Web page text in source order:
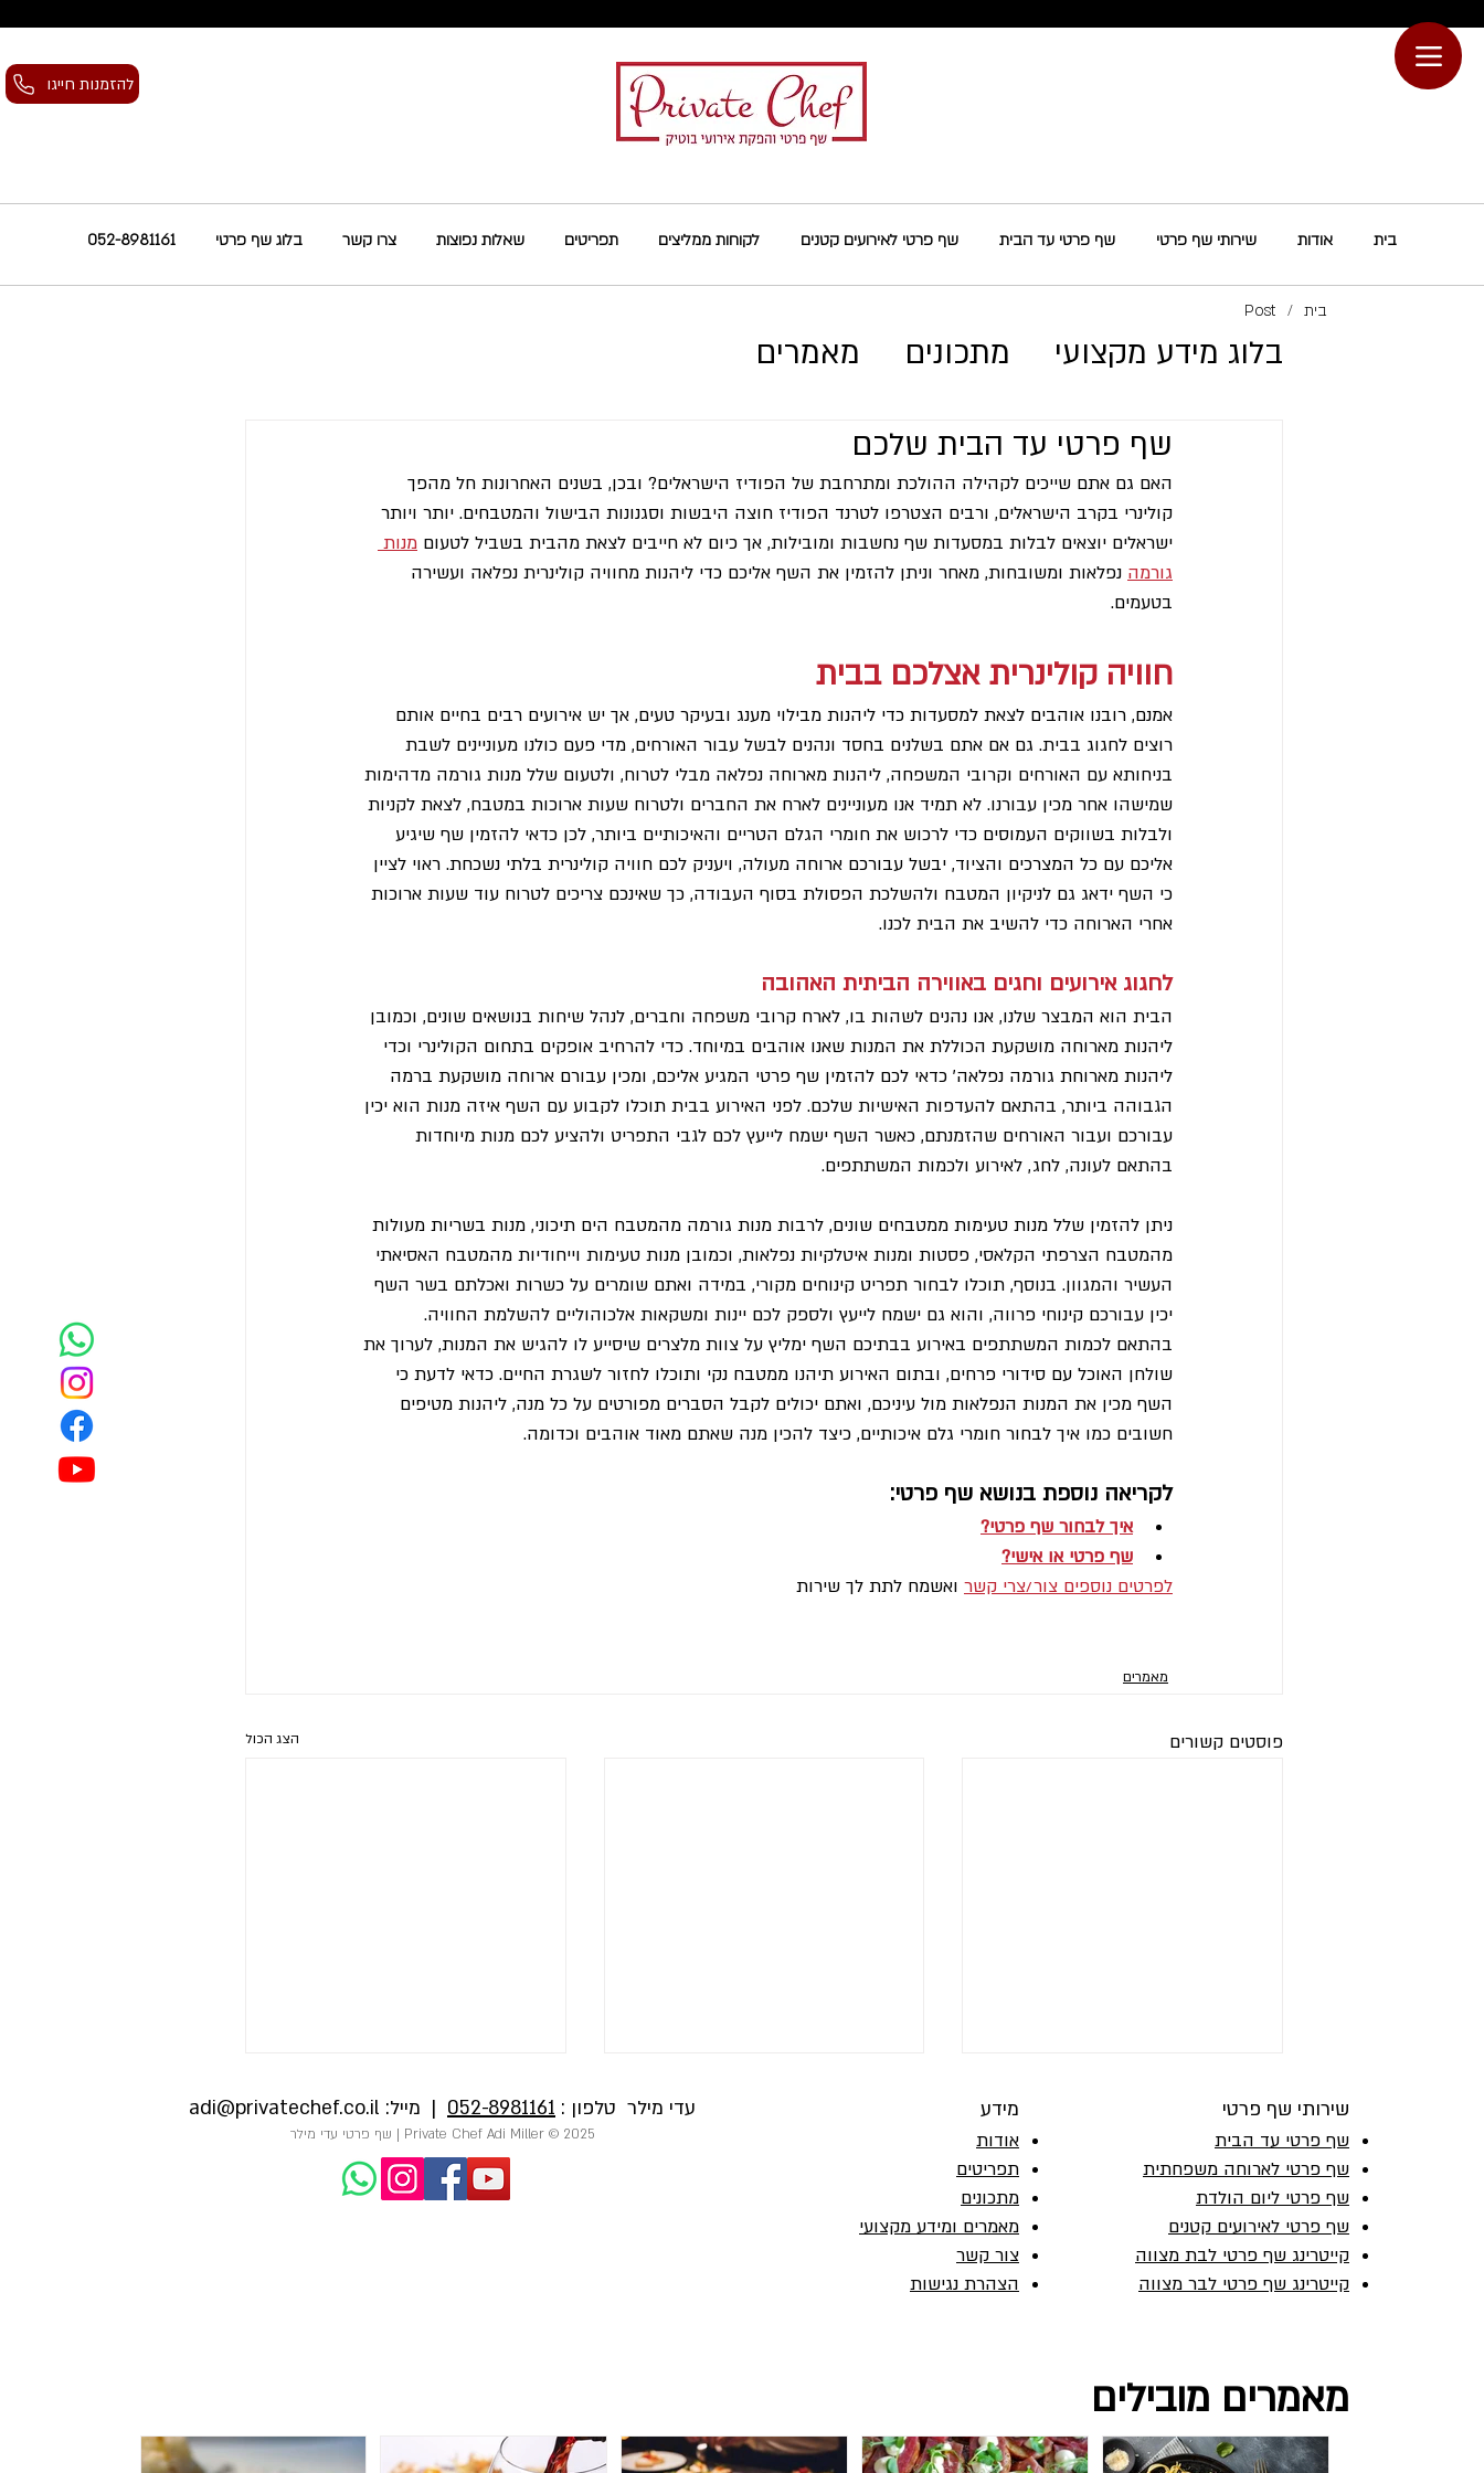
להזמנות חייגו
בית אודות שירותי שף פרטי שף פרטי עד הבית שף פרטי לאירועים קטנים לקוחות ממליצים תפריטים שאלות נפוצות צרו קשר בלוג שף פרטי 052-8981161
בית /
Post
בלוג מידע מקצועי מתכונים מאמרים
​שף פרטי עד הבית שלכם
האם גם אתם שייכים לקהילה ההולכת ומתרחבת של הפודיז הישראלים? ובכן, בשנים האחרונות חל מהפך
קולינרי בקרב הישראלים, ורבים הצטרפו לטרנד הפודיז חוצה היבשות וסגנונות הבישול והמטבחים. יותר ויותר
ישראלים יוצאים לבלות במסעדות שף נחשבות ומובילות, אך כיום לא חייבים לצאת מהבית בשביל לטעום מנות
גורמה נפלאות ומשובחות, מאחר וניתן להזמין את השף אליכם כדי ליהנות מחוויה קולינרית נפלאה ועשירה
בטעמים.
חוויה קולינרית אצלכם בבית
אמנם, רובנו אוהבים לצאת למסעדות כדי ליהנות מבילוי מענג ובעיקר טעים, אך יש אירועים רבים בחיים אותם
רוצים לחגוג בבית. גם אם אתם בשלנים בחסד ונהנים לבשל עבור האורחים, מדי פעם כולנו מעוניינים לשבת
בניחותא עם האורחים וקרובי המשפחה, ליהנות מארוחה נפלאה מבלי לטרוח, ולטעום שלל מנות גורמה מדהימות
שמישהו אחר מכין עבורנו. לא תמיד אנו מעוניינים לארח את החברים ולטרוח שעות ארוכות במטבח, לצאת לקניות
ולבלות בשווקים העמוסים כדי לרכוש את חומרי הגלם הטריים והאיכותיים ביותר, לכן כדאי להזמין שף שיגיע
אליכם עם כל המצרכים והציוד, יבשל עבורכם ארוחה מעולה, ויעניק לכם חוויה קולינרית בלתי נשכחת. ראוי לציין
כי השף ידאג גם לניקיון המטבח ולהשלכת הפסולת בסוף העבודה, כך שאינכם צריכים לטרוח עוד שעות ארוכות
אחרי הארוחה כדי להשיב את הבית לכנו.
לחגוג אירועים וחגים באווירה הביתית האהובה
הבית הוא המבצר שלנו, אנו נהנים לשהות בו, לארח קרובי משפחה וחברים, לנהל שיחות בנושאים שונים, וכמובן
ליהנות מארוחה מושקעת הכוללת את המנות שאנו אוהבים במיוחד. כדי להרחיב אופקים בתחום הקולינרי וכדי
ליהנות מארוחת גורמה נפלאה' כדאי לכם להזמין שף פרטי המגיע אליכם, ומכין עבורם ארוחה מושקעת ברמה
הגבוהה ביותר, בהתאם להעדפות האישיות שלכם. לפני האירוע בבית תוכלו לקבוע עם השף איזה מנות הוא יכין
עבורכם ועבור האורחים שהזמנתם, כאשר השף ישמח לייעץ לכם לגבי התפריט ולהציע לכם מנות מיוחדות
בהתאם לעונה, לחג, לאירוע ולכמות המשתתפים.
ניתן להזמין שלל מנות טעימות ממטבחים שונים, לרבות מנות גורמה מהמטבח הים תיכוני, מנות בשריות מעולות
מהמטבח הצרפתי הקלאסי, פסטות ומנות איטלקיות נפלאות, וכמובן מנות טעימות וייחודיות מהמטבח האסיאתי
העשיר והמגוון. בנוסף, תוכלו לבחור תפריט קינוחים מקורי, במידה ואתם שומרים על כשרות ואכלתם בשר השף
יכין עבורכם קינוחי פרווה, והוא גם ישמח לייעץ ולספק לכם יינות ומשקאות אלכוהוליים להשלמת החוויה.
בהתאם לכמות המשתתפים באירוע בבתיכם השף ימליץ על צוות מלצרים שיסייע לו להגיש את המנות, לערוך את
שולחן האוכל עם סידורי פרחים, ובתום האירוע תיהנו ממטבח נקי ותוכלו לחזור לשגרת החיים. כדאי לדעת כי
השף מכין את המנות הנפלאות מול עיניכם, ואתם יכולים לקבל הסברים מפורטים על כל מנה, ליהנות מטיפים
חשובים כמו איך לבחור חומרי גלם איכותיים, כיצד להכין מנה שאתם מאוד אוהבים וכדומה.
לקריאה נוספת בנושא שף פרטי:
איך לבחור שף פרטי?
שף פרטי או אישי?
לפרטים נוספים צור/צרי קשר ואשמח לתת לך שירות
מאמרים
פוסטים קשורים הצג הכול
שף פרטי מהמטבח האיטלקי בבית
עדי מילר טלפון : 052-8981161 | מייל: adi@privatechef.co.il
2025 © Private Chef Adi Miller | שף פרטי עדי מילר
מידע
אודות
תפריטים
מתכונים
מאמרים ומידע מקצועי
צור קשר
הצהרת נגישות
שירותי שף פרטי
שף פרטי עד הבית
שף פרטי לארוחה משפחתית
שף פרטי ליום הולדת
שף פרטי לאירועים קטנים
קייטרינג שף פרטי לבת מצווה
קייטרינג שף פרטי לבר מצווה
מאמרים מובילים